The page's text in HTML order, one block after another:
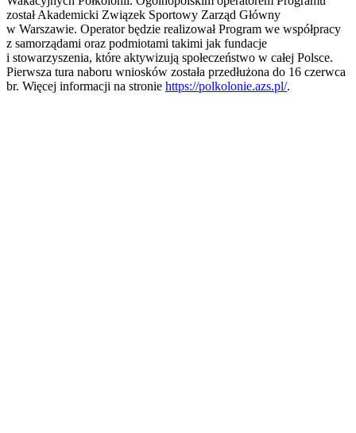
został Akademicki Związek Sportowy Zarząd Główny
w Warszawie. Operator będzie realizował Program we współpracy
z samorządami oraz podmiotami takimi jak fundacje
i stowarzyszenia, które aktywizują społeczeństwo w całej Polsce.
Pierwsza tura naboru wniosków została przedłużona do 16 czerwca
br. Więcej informacji na stronie https://polkolonie.azs.pl/.